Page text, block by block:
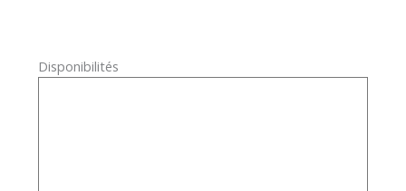
Disponibilités